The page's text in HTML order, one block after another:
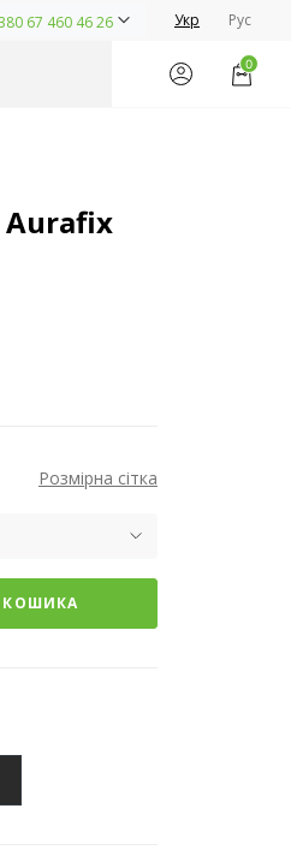
67 460 46 26 Укр Рус
0
Aurafix
Розмірна сітка